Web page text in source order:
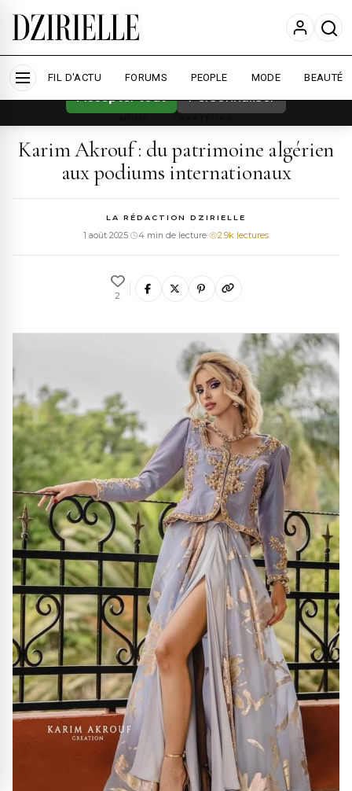
Nous utilisons des cookies pour améliorer
votre expérience et mesurer l'audience. En
Accepter tout Personnaliser
FIL D'ACTU FORUMS PEOPLE MODE BEAUTÉ
Karim Akrouf : du patrimoine algérien
aux podiums internationaux
LA RÉDACTION DZIRIELLE
1 août 2025· 4 min de lecture· 2.9k lectures
2